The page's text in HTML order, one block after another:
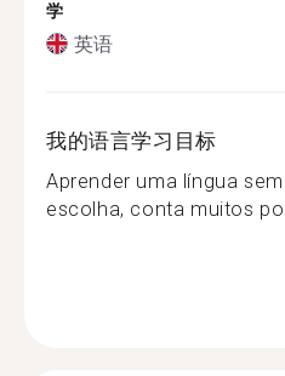
学
英语
我的语言学习目标
Aprender uma língua
escolha, conta muitos